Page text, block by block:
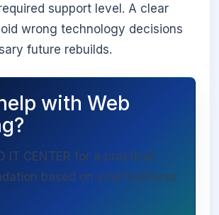
support level. A clear
wrong technology decisions
future rebuilds.
with Web
IT CENTER for a practical
based on your business